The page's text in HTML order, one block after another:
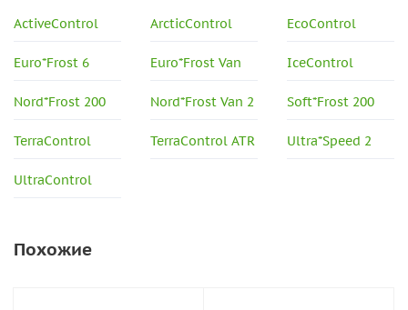
ActiveControl ArcticControl EcoControl
Euro*Frost 6 Euro*Frost Van IceControl
Nord*Frost 200 Nord*Frost Van 2 Soft*Frost 200
TerraControl TerraControl ATR Ultra*Speed 2
UltraControl
Похожие